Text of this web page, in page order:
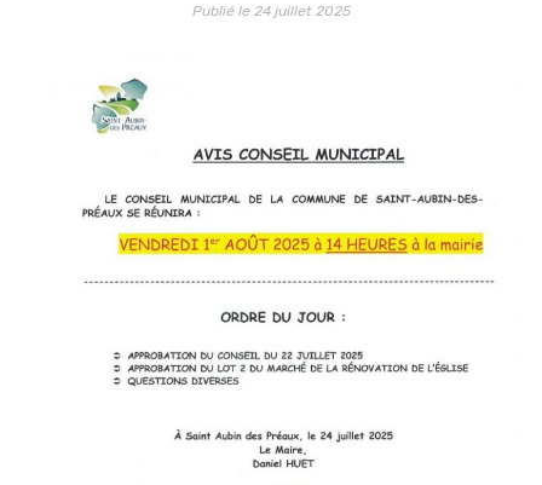
Publié le 24 juillet 2025